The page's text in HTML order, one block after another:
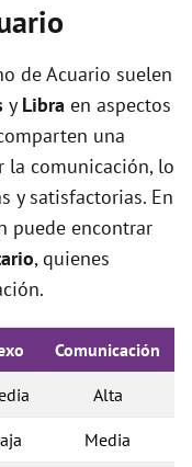
de Acuario suelen
y Libra en aspectos
una
la comunicación, lo
y satisfactorias. En
puede encontrar
, quienes
Comunicación
Alta
Media